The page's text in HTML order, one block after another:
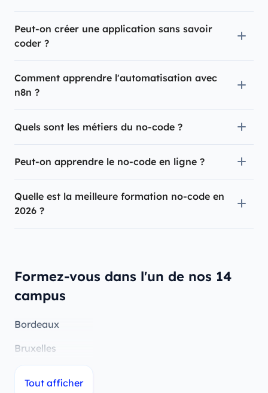
Peut-on créer une application sans savoir
coder ?
Comment apprendre l'automatisation avec
n8n ?
Quels sont les métiers du no-code ?
Peut-on apprendre le no-code en ligne ?
Quelle est la meilleure formation no-code en
2026 ?
Formez-vous dans l'un de nos 14
campus
Tout afficher
Bordeaux
Bruxelles